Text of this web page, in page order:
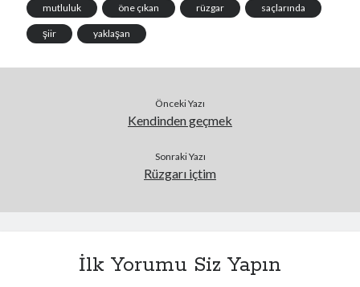
mutluluk öne çıkan rüzgar saçlarında
şiir yaklaşan
Önceki Yazı
Kendinden geçmek
Sonraki Yazı
Rüzgarı içtim
İlk Yorumu Siz Yapın